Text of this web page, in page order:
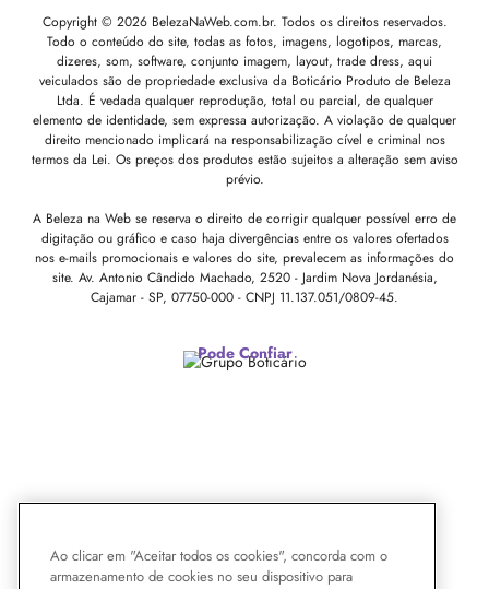
Copyright © 2026 BelezaNaWeb.com.br. Todos os direitos reservados.
Todo o conteúdo do site, todas as fotos, imagens, logotipos, marcas,
dizeres, som, software, conjunto imagem, layout, trade dress, aqui
veiculados são de propriedade exclusiva da Boticário Produto de Beleza
Ltda. É vedada qualquer reprodução, total ou parcial, de qualquer
elemento de identidade, sem expressa autorização. A violação de qualquer
direito mencionado implicará na responsabilização cível e criminal nos
termos da Lei. Os preços dos produtos estão sujeitos a alteração sem aviso
prévio.
A Beleza na Web se reserva o direito de corrigir qualquer possível erro de
digitação ou gráfico e caso haja divergências entre os valores ofertados
nos e-mails promocionais e valores do site, prevalecem as informações do
site. Av. Antonio Cândido Machado, 2520 - Jardim Nova Jordanésia,
Cajamar - SP, 07750-000 - CNPJ 11.137.051/0809-45.
Pode Confiar
Ao clicar em "Aceitar todos os cookies", concorda com o
armazenamento de cookies no seu dispositivo para